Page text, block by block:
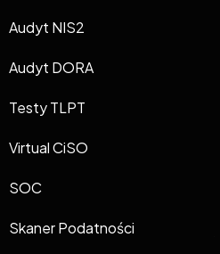
Audyt NIS2
Audyt DORA
Testy TLPT
Virtual CiSO
SOC
Skaner Podatności